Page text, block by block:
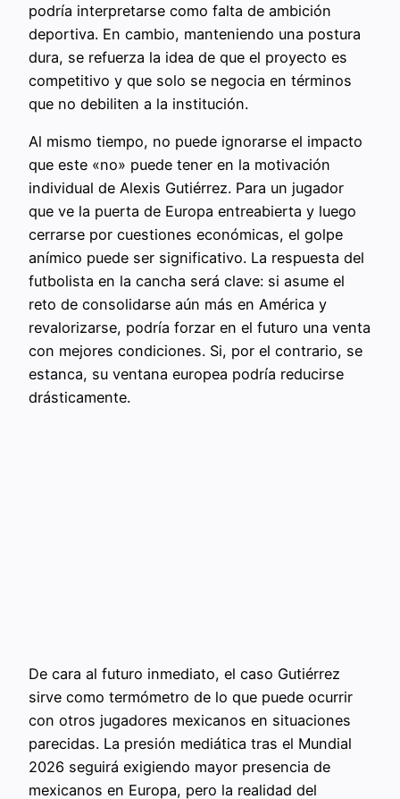
podría interpretarse como falta de ambición
deportiva. En cambio, manteniendo una postura
dura, se refuerza la idea de que el proyecto es
competitivo y que solo se negocia en términos
que no debiliten a la institución.
Al mismo tiempo, no puede ignorarse el impacto
que este «no» puede tener en la motivación
individual de Alexis Gutiérrez. Para un jugador
que ve la puerta de Europa entreabierta y luego
cerrarse por cuestiones económicas, el golpe
anímico puede ser significativo. La respuesta del
futbolista en la cancha será clave: si asume el
reto de consolidarse aún más en América y
revalorizarse, podría forzar en el futuro una venta
con mejores condiciones. Si, por el contrario, se
estanca, su ventana europea podría reducirse
drásticamente.
De cara al futuro inmediato, el caso Gutiérrez
sirve como termómetro de lo que puede ocurrir
con otros jugadores mexicanos en situaciones
parecidas. La presión mediática tras el Mundial
2026 seguirá exigiendo mayor presencia de
mexicanos en Europa, pero la realidad del